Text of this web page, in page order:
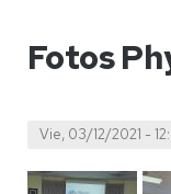
Fotos
Vie, 03/12/2021 -